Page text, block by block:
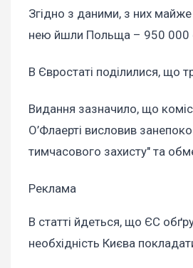
Згідно з даними, з них майже
нею йшли Польща – 950 000
В Євростаті поділилися, що
Видання зазначило, що
О’Флаерті висловив
тимчасового захисту" та
Реклама
В статті йдеться, що ЄС
необхідність Києва